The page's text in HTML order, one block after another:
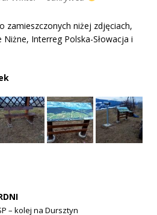
zamieszczonych niżej zdjęciach,
Interreg Polska-Słowacja i
– kolej na Dursztyn